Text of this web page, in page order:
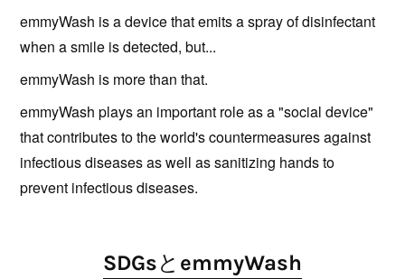
emmyWash is a device that emits a spray of disinfectant
when a smile is detected, but...
emmyWash is more than that.
emmyWash plays an important role as a "social device"
that contributes to the world's countermeasures against
infectious diseases as well as sanitizing hands to
prevent infectious diseases.
SDGsとemmyWash